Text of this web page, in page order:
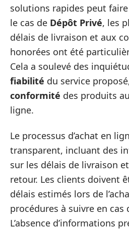
solutions rapides peut
le cas de Dépôt Privé, les
délais de livraison et aux
honorées ont été
Cela a soulevé des
fiabilité du service
conformité des produits
ligne.
Le processus d’achat en
transparent, incluant des
sur les délais de livraison
retour. Les clients doivent
délais estimés lors de
procédures à suivre en cas
L’absence d’informations